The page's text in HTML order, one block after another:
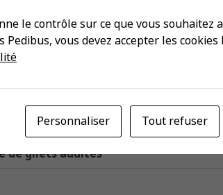
réfléchissants
de gilets adultes
le contrôle sur ce que vous souhaitez
Pedibus, vous devez accepter les cookies
Personnaliser Tout refuser